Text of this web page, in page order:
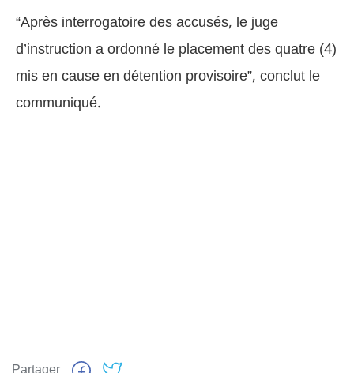
“Après interrogatoire des accusés, le juge
d’instruction a ordonné le placement des quatre (4)
mis en cause en détention provisoire”, conclut le
communiqué.